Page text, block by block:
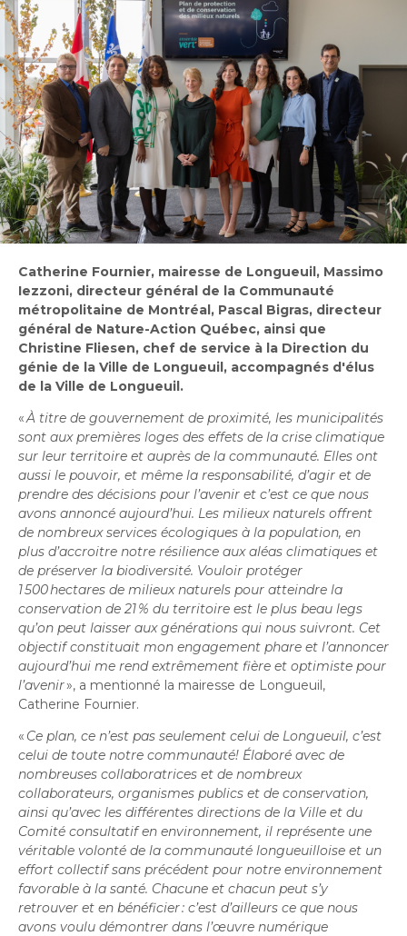
nouvelle
fenêtre
Bureau de l’éthique et de l’inspection
contractuelle
dans
une
nouvelle
fenêtre
Bureau protecteur citoyen
Bureau protecteur citoyen
Centre-ville de Longueuil
Centre-ville de Longueuil
Cour municipale et contravention
Cour municipale et contravention
Gouvernance et saine gestion
Gouvernance et saine gestion
Office de participation publique de Longueuil
Office de participation publique de Longueuil
Ouvre
dans
une
fenêtre
Politiques municipales
Politiques municipales
Réclamations
Vérificatrice générale
Vérificatrice générale
Catherine Fournier, mairesse de Longueuil, Massimo
Iezzoni, directeur général de la Communauté
métropolitaine de Montréal, Pascal Bigras, directeur
général de Nature-Action Québec, ainsi que
Christine Fliesen, chef de service à la Direction du
génie de la Ville de Longueuil, accompagnés d'élus
de la Ville de Longueuil.
«À titre de gouvernement de proximité, les municipalités
sont aux premières loges des effets de la crise climatique
sur leur territoire et auprès de la communauté. Elles ont
aussi le pouvoir, et même la responsabilité, d’agir et de
prendre des décisions pour l’avenir et c’est ce que nous
avons annoncé aujourd’hui. Les milieux naturels offrent
de nombreux services écologiques à la population, en
plus d’accroitre notre résilience aux aléas climatiques et
de préserver la biodiversité. Vouloir protéger
1 500 hectares de milieux naturels pour atteindre la
conservation de 21 % du territoire est le plus beau legs
qu’on peut laisser aux générations qui nous suivront. Cet
objectif constituait mon engagement phare et l’annoncer
aujourd’hui me rend extrêmement fière et optimiste pour
l’avenir», a mentionné la mairesse de Longueuil,
Catherine Fournier.
« Ce plan, ce n’est pas seulement celui de Longueuil, c’est
celui de toute notre communauté! Élaboré avec de
nombreuses collaboratrices et de nombreux
collaborateurs, organismes publics et de conservation,
ainsi qu’avec les différentes directions de la Ville et du
Comité consultatif en environnement, il représente une
véritable volonté de la communauté longueuilloise et un
effort collectif sans précédent pour notre environnement
favorable à la santé. Chacune et chacun peut s’y
retrouver et en bénéficier : c’est d’ailleurs ce que nous
avons voulu démontrer dans l’œuvre numérique